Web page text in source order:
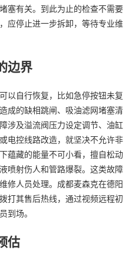
塞有关。到此为止的检查不需要
应停止进一步拆卸，等待专业维
边界
以自行恢复，比如急停按钮未复
成的缺相跳闸、吸油滤网堵塞清
涉及溢流阀压力设定调节、油缸
电控线路改造，就坚决不允许非
蕴藏的能量不可小看，擅自松动
喷射伤人和管路爆裂。这类故障
修人员处理。成都麦森克在德阳
打其售后热线，通过视频远程初
到场。
估